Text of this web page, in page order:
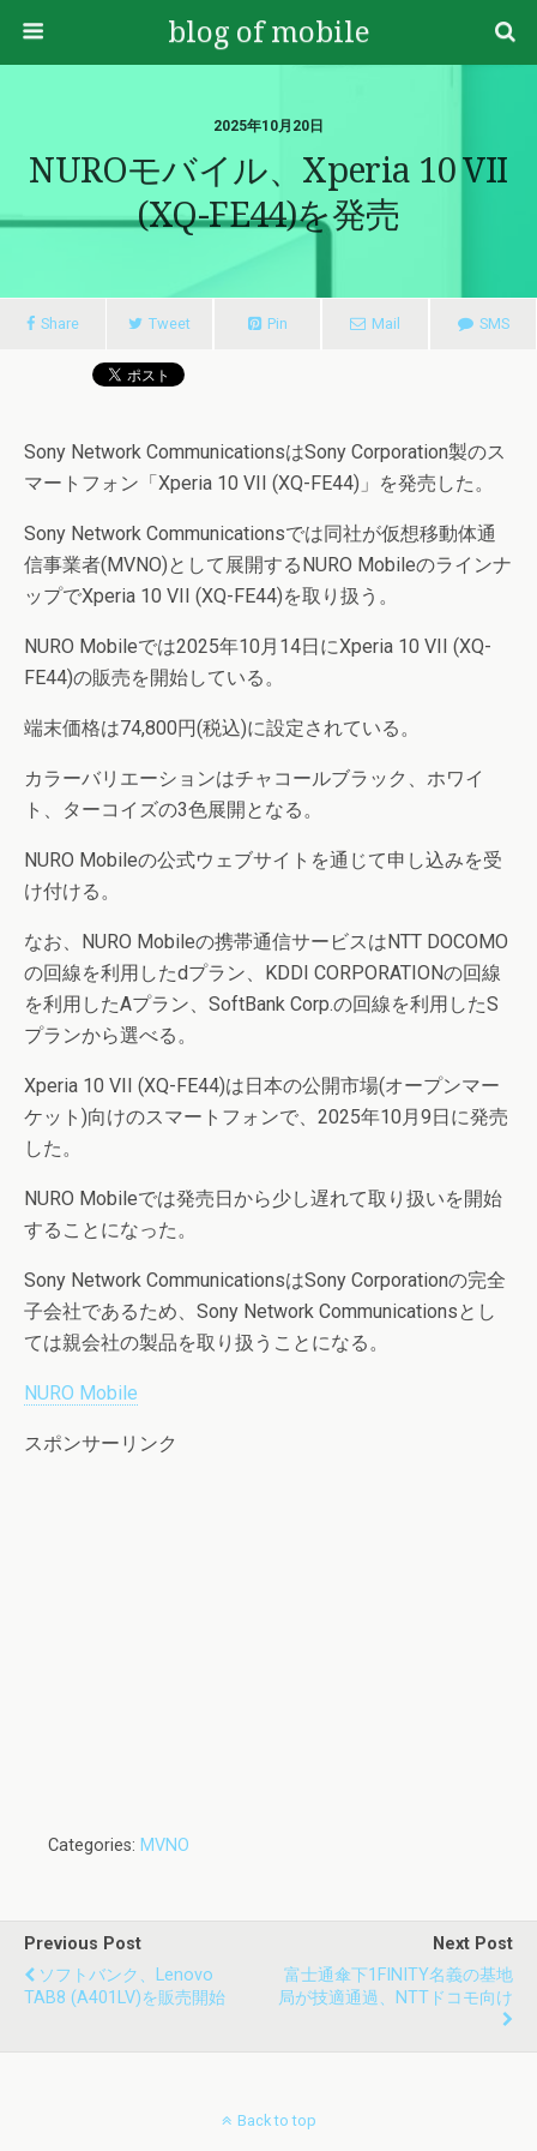
blog of mobile
2025年10月20日
NUROモバイル、Xperia 10 VII
(XQ-FE44)を発売
Share Tweet Pin Mail SMS
Sony Network CommunicationsはSony Corporation製のス
マートフォン「Xperia 10 VII (XQ-FE44)」を発売した。
Sony Network Communicationsでは同社が仮想移動体通
信事業者(MVNO)として展開するNURO Mobileのラインナ
ップでXperia 10 VII (XQ-FE44)を取り扱う。
NURO Mobileでは2025年10月14日にXperia 10 VII (XQ-
FE44)の販売を開始している。
端末価格は74,800円(税込)に設定されている。
カラーバリエーションはチャコールブラック、ホワイ
ト、ターコイズの3色展開となる。
NURO Mobileの公式ウェブサイトを通じて申し込みを受
け付ける。
なお、NURO Mobileの携帯通信サービスはNTT DOCOMO
の回線を利用したdプラン、KDDI CORPORATIONの回線
を利用したAプラン、SoftBank Corp.の回線を利用したS
プランから選べる。
Xperia 10 VII (XQ-FE44)は日本の公開市場(オープンマー
ケット)向けのスマートフォンで、2025年10月9日に発売
した。
NURO Mobileでは発売日から少し遅れて取り扱いを開始
することになった。
Sony Network CommunicationsはSony Corporationの完全
子会社であるため、Sony Network Communicationsとし
ては親会社の製品を取り扱うことになる。
NURO Mobile
スポンサーリンク
Categories: MVNO
Previous Post
ソフトバンク、Lenovo
TAB8 (A401LV)を販売開始
Next Post
富士通傘下1FINITY名義の基地
局が技適通過、NTTドコモ向け
Back to top